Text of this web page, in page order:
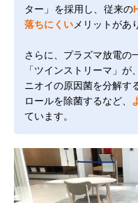
ター」を採用し、従来の
落ちにくい メリットがあ
さらに、プラズマ放電の
「ツインストリーマ」
ニオイの原因菌を分解す
ロールを除菌するなど、
ています。